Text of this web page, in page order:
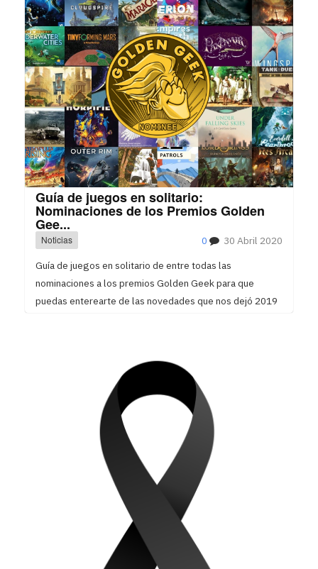
Guía de juegos en solitario:
Nominaciones de los Premios Golden
Gee...
Noticias 30 Abril 2020
0
Guía de juegos en solitario de entre todas las
nominaciones a los premios Golden Geek para que
puedas enterearte de las novedades que nos dejó 2019